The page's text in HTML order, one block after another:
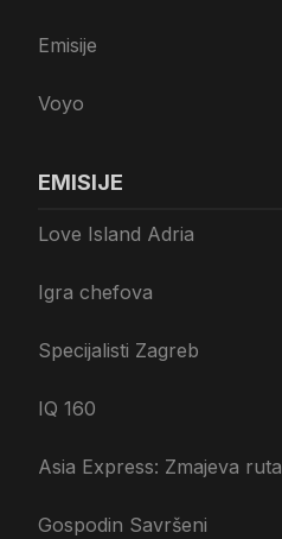
Emisije
Voyo
EMISIJE
Love Island Adria
Igra chefova
Specijalisti Zagreb
IQ 160
Asia Express: Zmajeva ruta
Gospodin Savršeni